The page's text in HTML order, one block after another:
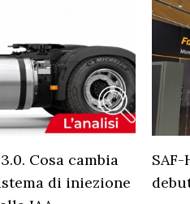
Cosa cambia
di iniezione